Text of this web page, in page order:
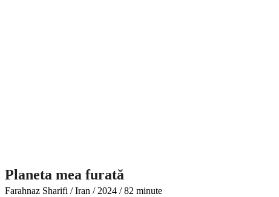
Planeta mea furată
Farahnaz Sharifi / Iran / 2024 / 82 minute